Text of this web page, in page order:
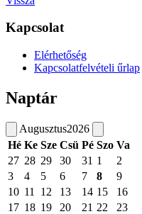
Kapcsolat
Elérhetőség
Kapcsolatfelvételi űrlap
Naptár
Augusztus2026
Hé Ke Sze Csü Pé Szo Va
27 28 29 30 31 1
2
3
4 5 6 7 8
9
10 11 12 13 14 15
16
17 18 19 20 21 22
23